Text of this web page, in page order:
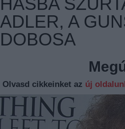
ADLER, A
DOBOSA
Olvasd cikkeinket az új